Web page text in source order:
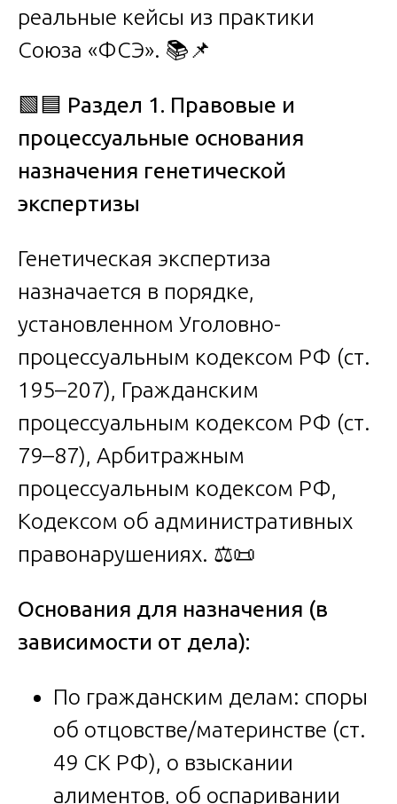
реальные кейсы из практики
Союза «ФСЭ». 📚📌
🟩🟦 Раздел 1. Правовые и
процессуальные основания
назначения генетической
экспертизы
Генетическая экспертиза
назначается в порядке,
установленном Уголовно-
процессуальным кодексом РФ (ст.
195–207), Гражданским
процессуальным кодексом РФ (ст.
79–87), Арбитражным
процессуальным кодексом РФ,
Кодексом об административных
правонарушениях. ⚖️📜
Основания для назначения (в
зависимости от дела):
По гражданским делам: споры
об отцовстве/материнстве (ст.
49 СК РФ), о взыскании
алиментов, об оспаривании